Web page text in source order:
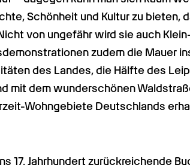
Schönheit und Kultur zu bieten,
von ungefähr wird sie auch
zudem die Mauer
des Landes, die Hälfte des
mit dem wunderschönen
Wohngebiete Deutschlands
17. Jahrhundert zurückreichende